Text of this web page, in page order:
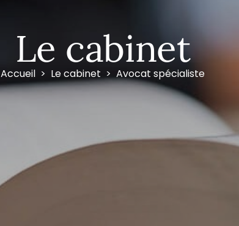
Le cabinet
Accueil Le cabinet Avocat spécialiste